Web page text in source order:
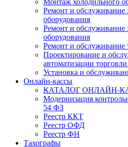
Монтаж холодильного
Ремонт и обслуживание
оборудования
Ремонт и обслуживание
оборудования
Ремонт и обслуживание
Проектирование и
автоматизации
Установка и
Онлайн-кассы
КАТАЛОГ ОНЛАЙН-
Модернизация
54 ФЗ
Реестр ККТ
Реестр ОФД
Реестр ФН
Тахографы